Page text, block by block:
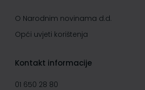
O Narodnim novinama d.d.
Opći uvjeti korištenja
Kontakt informacije
01 650 28 80